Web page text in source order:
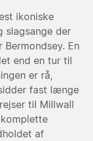
ikoniske
slagsange der
En
end en tur til
er rå,
fast længe
til Millwall
af